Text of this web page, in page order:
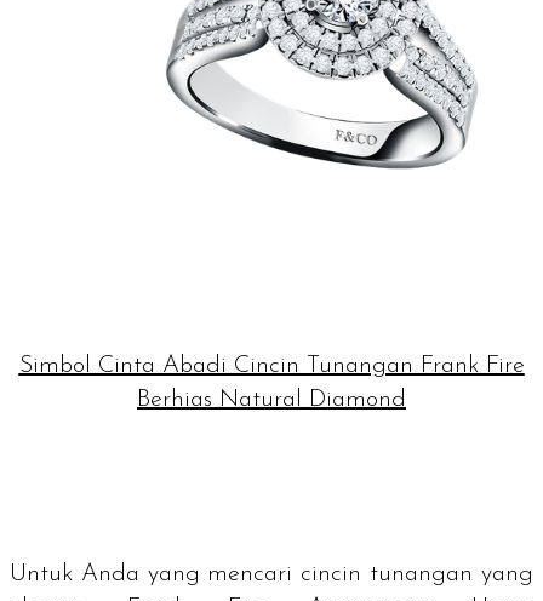
Simbol Cinta Abadi Cincin Tunangan Frank Fire
Berhias Natural Diamond
Untuk Anda yang mencari cincin tunangan yang